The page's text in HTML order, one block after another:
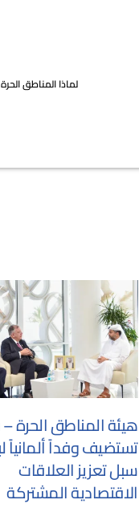
لماذا المناطق
هيئة المناطق الحرة
تستضيف وفداً ألمانياً
سبل تعزيز العلاقات
الاقتصادية المشتركة